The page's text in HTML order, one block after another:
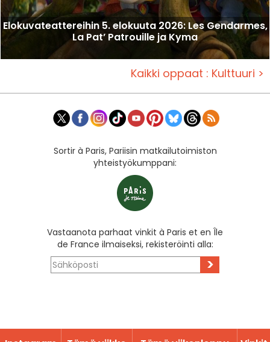
Elokuvateattereihin 5. elokuuta 2026: Les Gendarmes,
La Pat’ Patrouille ja Kyma
Kaikki oppaat : Kulttuuri >
Sortir à Paris, Pariisin matkailutoimiston
yhteistyökumppani:
Vastaanota parhaat vinkit à Paris et en Île
de France ilmaiseksi, rekisteröinti alla:
>